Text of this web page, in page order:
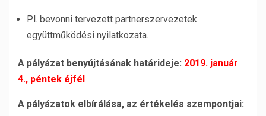
Pl. bevonni tervezett partnerszervezetek
együttműködési nyilatkozata.
A pályázat benyújtásának határideje: 2019. január
4., péntek éjfél
A pályázatok elbírálása, az értékelés szempontjai: